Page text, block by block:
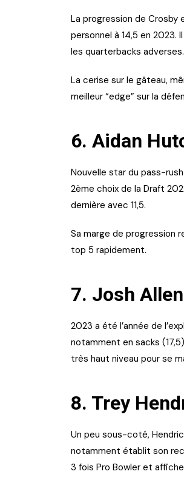
La progression de Crosby
personnel à 14,5 en 2023.
les quarterbacks adverses.
La cerise sur le gâteau,
meilleur “edge” sur la
6. Aidan
Nouvelle star du pass-
2ème choix de la Draft
dernière avec 11,5.
Sa marge de progression
top 5 rapidement.
7. Josh
2023 a été l’année de
notamment en sacks
très haut niveau pour se
8. Trey
Un peu sous-coté,
notamment établit son
3 fois Pro Bowler et